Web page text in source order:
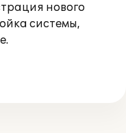
нового
системы,